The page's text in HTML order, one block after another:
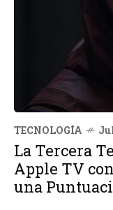
TECNOLOGÍA
La Tercera
Apple TV
una